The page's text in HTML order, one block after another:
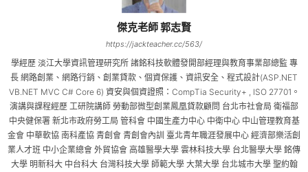
傑克老師 郭志賢
https://jackteacher.cc/563/
學經歷 淡江大學資訊管理研究所 諸銘科技軟體發開部經理與教育事業部總監 專
長 網路創業、網路行銷、創業貸款、個資保護、資訊安全、程式設計(ASP.NET
VB.NET MVC C# Core 6) 資安與個資證照：CompTia Security+ , ISO 27701。
演講與課程經歷 工研院講師 勞動部微型創業鳳凰貸款顧問 台北市社會局 衛福部
中央健保署 新北市政府勞工局 管科會 中國生產力中心 中衛中心 中山管理教育基
金會 中華軟協 南科產協 青創會 青創會內訓 臺北青年職涯發展中心 經濟部樂活創
業人才班 中小企業總會 外貿協會 高雄醫學大學 雲林科技大學 台北醫學大學 銘傳
大學 明新科大 中台科大 台灣科技大學 師範大學 大葉大學 台北城市大學 聖約翰